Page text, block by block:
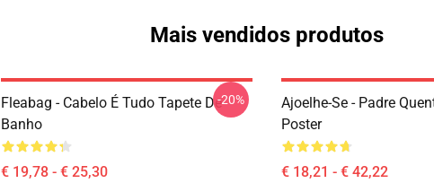
Mais vendidos produtos
Fleabag - Cabelo É Tudo Tapete De
Banho
€ 19,78 - € 25,30
-20%
Ajoelhe-Se - Padre
Poster
€ 18,21 - € 42,22